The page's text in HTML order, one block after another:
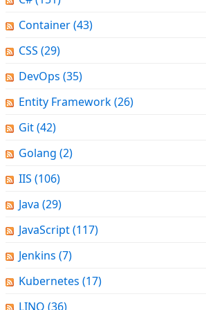
Container(43)
CSS (29)
DevOps (35)
Entity Framework(26)
Git(42)
Golang (2)
IIS (106)
Java (29)
JavaScript(117)
Jenkins (7)
Kubernetes (17)
LINQ (36)